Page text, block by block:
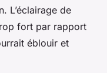
L’éclairage de
fort par rapport
éblouir et